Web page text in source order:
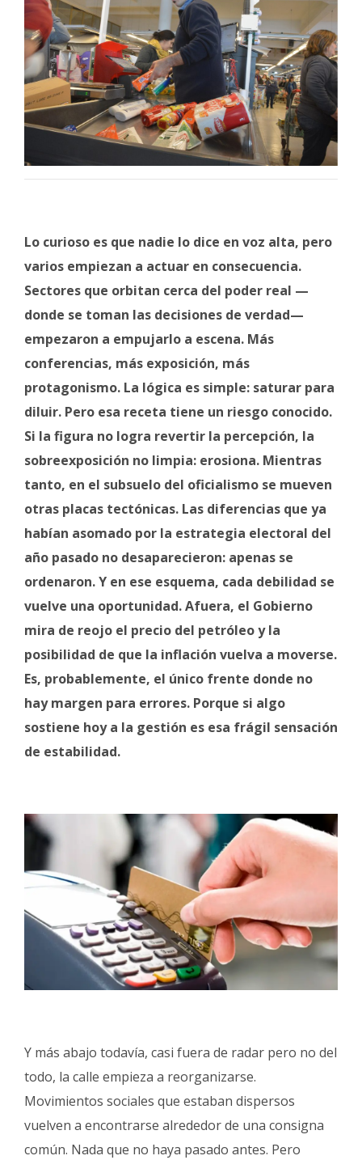
Lo curioso es que nadie lo dice en voz alta, pero
varios empiezan a actuar en consecuencia.
Sectores que orbitan cerca del poder real —
donde se toman las decisiones de verdad—
empezaron a empujarlo a escena. Más
conferencias, más exposición, más
protagonismo. La lógica es simple: saturar para
diluir. Pero esa receta tiene un riesgo conocido.
Si la figura no logra revertir la percepción, la
sobreexposición no limpia: erosiona. Mientras
tanto, en el subsuelo del oficialismo se mueven
otras placas tectónicas. Las diferencias que ya
habían asomado por la estrategia electoral del
año pasado no desaparecieron: apenas se
ordenaron. Y en ese esquema, cada debilidad se
vuelve una oportunidad. Afuera, el Gobierno
mira de reojo el precio del petróleo y la
posibilidad de que la inflación vuelva a moverse.
Es, probablemente, el único frente donde no
hay margen para errores. Porque si algo
sostiene hoy a la gestión es esa frágil sensación
de estabilidad.
Y más abajo todavía, casi fuera de radar pero no del
todo, la calle empieza a reorganizarse.
Movimientos sociales que estaban dispersos
vuelven a encontrarse alrededor de una consigna
común. Nada que no haya pasado antes. Pero